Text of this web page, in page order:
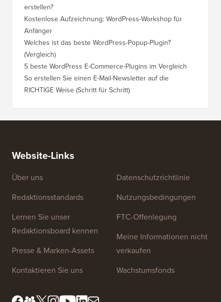
Wie viel kostet es wirklich, eine WordPress-Website zu
erstellen?
Kostenlose Aufzeichnung: WordPress-Workshop für
Anfänger
Welches ist das beste WordPress-Popup-Plugin?
(Vergleich)
5 beste WordPress E-Commerce-Plugins im Vergleich So
Website-Links
Über uns
Redaktionsstandards
Lernen Sie unser
Datenschutzrichtlinie
Nutzungsbedingungen